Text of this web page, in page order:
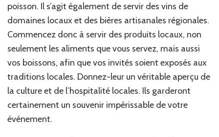
poisson. Il s’agit également de servir des vins de
domaines locaux et des bières artisanales régionales.
Commencez donc à servir des produits locaux, non
seulement les aliments que vous servez, mais aussi
vos boissons, afin que vos invités soient exposés aux
traditions locales. Donnez-leur un véritable aperçu de
la culture et de l’hospitalité locales. Ils garderont
certainement un souvenir impérissable de votre
événement.